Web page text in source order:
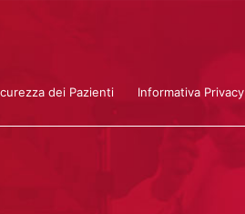
dei Pazienti Informativa Privacy